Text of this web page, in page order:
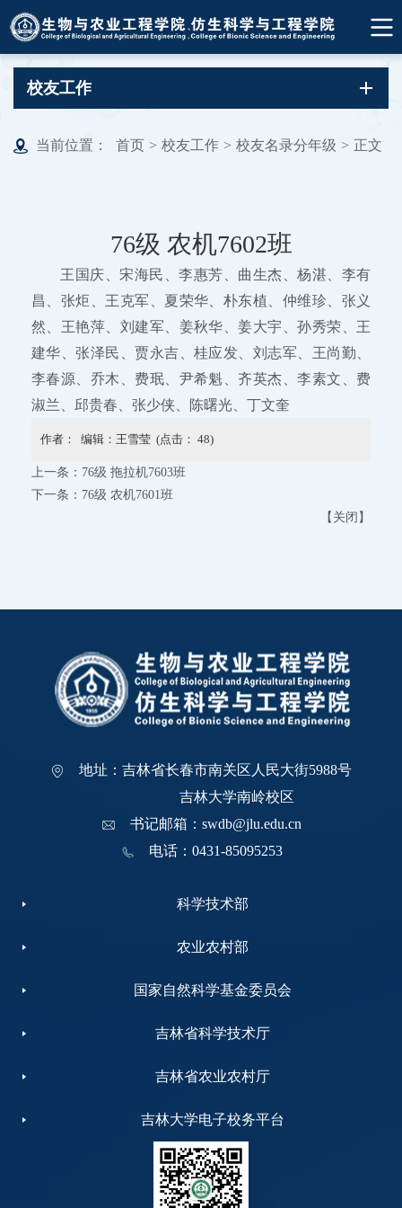
校友工作
当前位置： 首页 > 校友工作 > 校友名录分年级 > 正文
76级 农机7602班
王国庆、宋海民、李惠芳、曲生杰、杨湛、李有
昌、张炬、王克军、夏荣华、朴东植、仲维珍、张义
然、王艳萍、刘建军、姜秋华、姜大宇、孙秀荣、王
建华、张泽民、贾永吉、桂应发、刘志军、王尚勤、
李春源、乔木、费珉、尹希魁、齐英杰、李素文、费
淑兰、邱贵春、张少侠、陈曙光、丁文奎
作者： 编辑：王雪莹 (点击： 48)
上一条： 76级 拖拉机7603班
下一条： 76级 农机7601班
【 关闭 】
地址：吉林省长春市南关区人民大街5988号
吉林大学南岭校区
书记邮箱：swdb@jlu.edu.cn
电话：0431-85095253
科学技术部
农业农村部
国家自然科学基金委员会
吉林省科学技术厅
吉林省农业农村厅
吉林大学电子校务平台